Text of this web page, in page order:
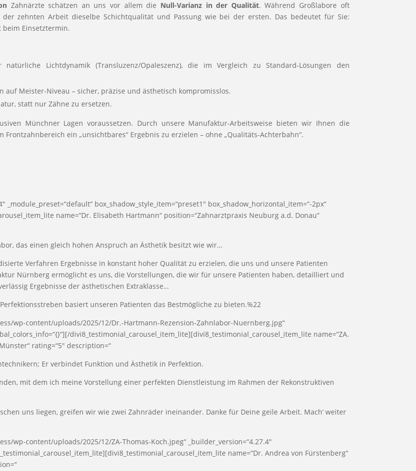
Zahnärzte schätzen an uns vor allem die Null-Varianz in der Qualität. Während Großlabore oft
zehnten Arbeit dieselbe Schichtqualität und Passung wie bei der ersten. Das bedeutet für Sie:
Einsetztermin.
Lichtdynamik (Transluzenz/Opaleszenz), die im Vergleich zu Standard-Lösungen den
auf Meister-Niveau – sicher, präzise und ästhetisch kompromisslos.
statt nur Zähne zu ersetzen.
Münchner Lagen voraussetzen. Durch unsere Manufaktur-Arbeitsweise bieten wir Ihnen die
ein „unsichtbares“ Ergebnis zu erzielen – ohne „Qualitäts-Achterbahn“.
box_shadow_style_item=“preset1″ box_shadow_horizontal_item=“-2px“
name=“Dr. Elisabeth Hartmann“ position=“Zahnarztpraxis Neuburg a.d. Donau“
das einen gleich hohen Anspruch an Ästhetik besitzt wie wir…
Verfahren Ergebnisse in konstant hoher Qualität zu erzielen, die uns und unsere Patienten
Nürnberg ermöglicht es uns, die Vorstellungen, die wir für unsere Patienten haben, detailliert und
Ergebnisse der ästhetischen Extraklasse…
basiert unseren Patienten das Bestmögliche zu bieten.%22
wp-content/uploads/2025/12/Dr.-Hartmann-Rezension-Zahnlabor-Nuernberg.jpg“
divi8_testimonial_carousel_item_lite][divi8_testimonial_carousel_item_lite name=“ZA.
rating=“5″ description=“
Er verbindet Funktion und Ästhetik in Perfektion.
mit dem ich meine Vorstellung einer perfekten Dienstleistung im Rahmen der Rekonstruktiven
uns liegen, greifen wir wie zwei Zahnräder ineinander. Danke für Deine geile Arbeit. Mach‘ weiter
wp-content/uploads/2025/12/ZA-Thomas-Koch.jpeg“ _builder_version=“4.27.4″
name=“Dr. Andrea von Fürstenberg“